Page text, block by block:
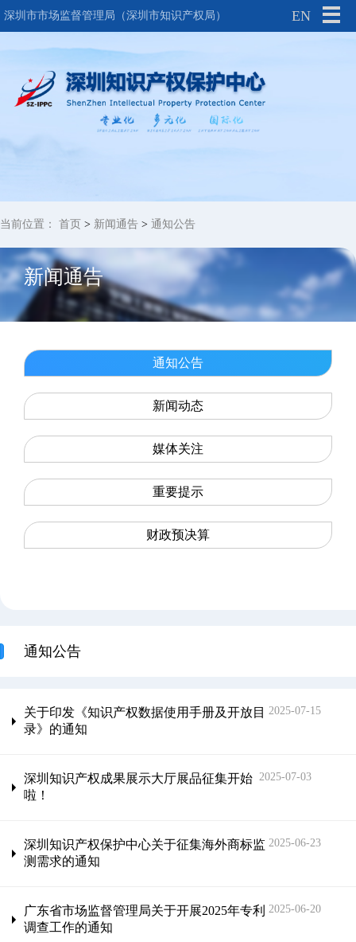
深圳市市场监督管理局（深圳市知识产权局） EN
当前位置： 首页 > 新闻通告 > 通知公告
新闻通告
通知公告
新闻动态
媒体关注
重要提示
财政预决算
通知公告
关于印发《知识产权数据使用手册及开放目
录》的通知
2025-07-15
深圳知识产权成果展示大厅展品征集开始
啦！
2025-07-03
深圳知识产权保护中心关于征集海外商标监
测需求的通知
2025-06-23
广东省市场监督管理局关于开展2025年专利
调查工作的通知
2025-06-20